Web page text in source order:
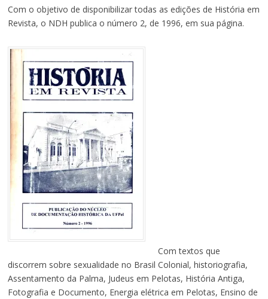
Com o objetivo de disponibilizar todas as edições de História em
Revista, o NDH publica o número 2, de 1996, em sua página.
Com textos que
discorrem sobre sexualidade no Brasil Colonial, historiografia,
Assentamento da Palma, Judeus em Pelotas, História Antiga,
Fotografia e Documento, Energia elétrica em Pelotas, Ensino de